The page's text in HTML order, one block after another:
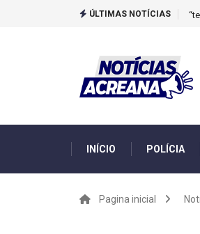
ÚLTIMAS NOTÍCIAS
INÍCIO POLÍCIA
Pagina inicial